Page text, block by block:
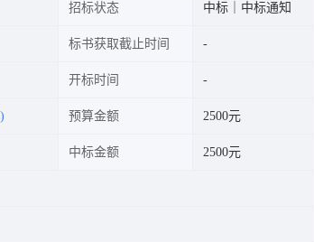
招标状态 中标｜中标通知
标书获取截止时间
开标时间
预算金额 2500元
中标金额 2500元